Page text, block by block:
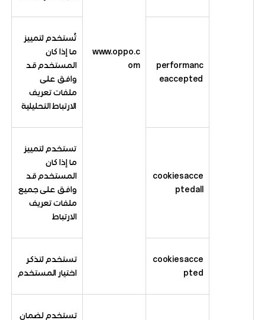
www.oppo.c
om
performanc
eaccepted
تُستخدم لتمييز
ما إذا كان
المستخدم قد
وافق على
ملفات تعريف
الارتباط التحليلية
cookiesacce
ptedall
تستخدم لتمييز
ما إذا كان
المستخدم قد
وافق على جميع
ملفات تعريف
الارتباط
cookiesacce
pted
تستخدم لتذكر
اختيار المستخدم
تستخدم لضمان